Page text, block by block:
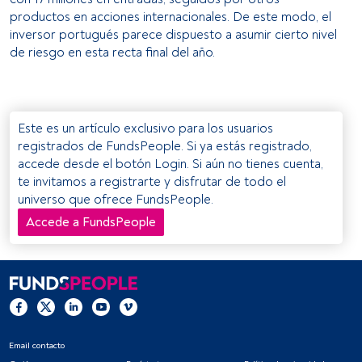
Lista de asociados (proveedores)
productos en acciones internacionales. De este modo, el
inversor portugués parece dispuesto a asumir cierto nivel
de riesgo en esta recta final del año.
Este es un artículo exclusivo para los usuarios
registrados de FundsPeople. Si ya estás registrado,
accede desde el botón Login. Si aún no tienes cuenta,
te invitamos a registrarte y disfrutar de todo el
universo que ofrece FundsPeople.
Accede a FundsPeople
Email contacto